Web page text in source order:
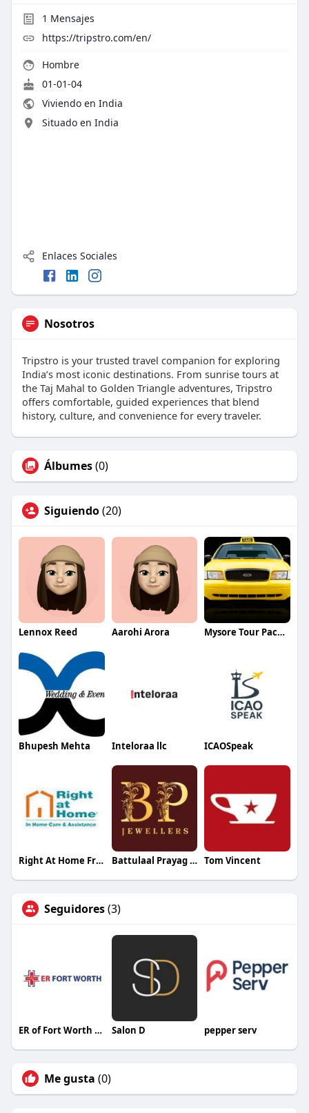
1 Mensajes
https://tripstro.com/en/
Hombre
01-01-04
Viviendo en India
Situado en India
Enlaces Sociales
Nosotros
Tripstro is your trusted travel companion for exploring
India’s most iconic destinations. From sunrise tours at
the Taj Mahal to Golden Triangle adventures, Tripstro
offers comfortable, guided experiences that blend
history, culture, and convenience for every traveler.
Álbumes(0)
Siguiendo(20)
Lennox Reed Aarohi Arora Mysore Tour Packages
Bhupesh Mehta Inteloraa llc ICAOSpeak
Right At Home Fresno Battulaal Prayag Narayan Jewels Tom Vincent
Seguidores(3)
ER of Fort Worth EMERGENCY ROOM Salon D pepper serv
Me gusta (0)